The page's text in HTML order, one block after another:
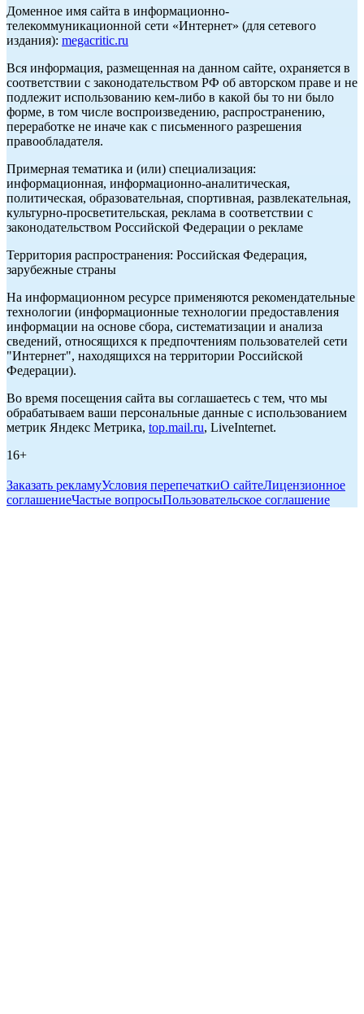
Доменное имя сайта в информационно-
телекоммуникационной сети «Интернет» (для сетевого
издания): megacritic.ru
Вся информация, размещенная на данном сайте, охраняется в
соответствии с законодательством РФ об авторском праве и не
подлежит использованию кем-либо в какой бы то ни было
форме, в том числе воспроизведению, распространению,
переработке не иначе как с письменного разрешения
правообладателя.
Примерная тематика и (или) специализация:
информационная, информационно-аналитическая,
политическая, образовательная, спортивная, развлекательная,
культурно-просветительская, реклама в соответствии с
законодательством Российской Федерации о рекламе
Территория распространения: Российская Федерация,
зарубежные страны
На информационном ресурсе применяются рекомендательные
технологии (информационные технологии предоставления
информации на основе сбора, систематизации и анализа
сведений, относящихся к предпочтениям пользователей сети
"Интернет", находящихся на территории Российской
Федерации).
Во время посещения сайта вы соглашаетесь с тем, что мы
обрабатываем ваши персональные данные с использованием
метрик Яндекс Метрика, top.mail.ru, LiveInternet.
16+
Заказать рекламуУсловия перепечаткиО сайтеЛицензионное
соглашениеЧастые вопросыПользовательское соглашение